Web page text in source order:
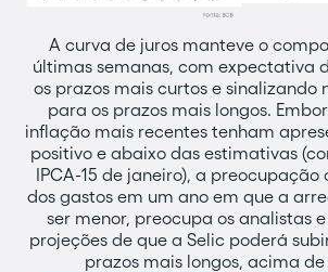
A curva de juros manteve o
últimas semanas, com expectativa
os prazos mais curtos e sinalizando
para os prazos mais longos.
inflação mais recentes tenham
positivo e abaixo das estimativas
IPCA-15 de janeiro), a
dos gastos em um ano em que a
ser menor, preocupa os analistas
projeções de que a Selic poderá
prazos mais longos, acima de